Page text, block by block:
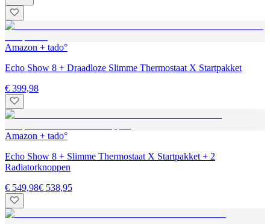
Amazon + tado°
Echo Show 8 + Draadloze Slimme Thermostaat X Startpakket
€ 399,98
Amazon + tado°
Echo Show 8 + Slimme Thermostaat X Startpakket + 2
Radiatorknoppen
€ 549,98€ 538,95